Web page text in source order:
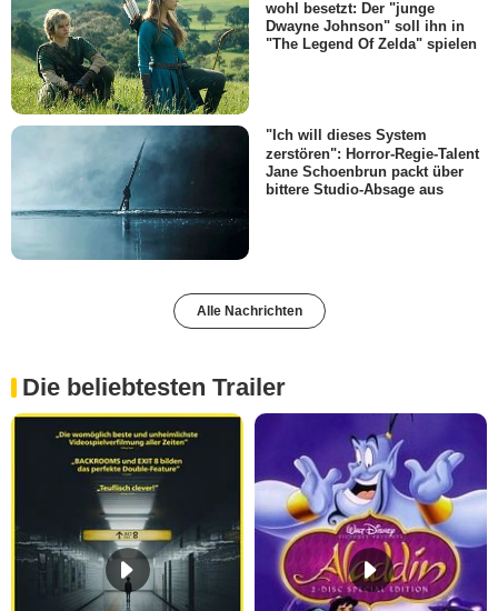
wohl besetzt: Der "junge
Dwayne Johnson" soll ihn in
"The Legend Of Zelda" spielen
"Ich will dieses System
zerstören": Horror-Regie-Talent
Jane Schoenbrun packt über
bittere Studio-Absage aus
Alle Nachrichten
Die beliebtesten Trailer